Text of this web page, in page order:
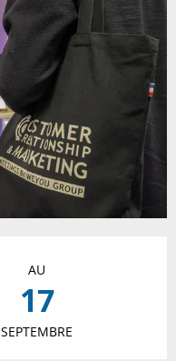
AU
17
SEPTEMBRE